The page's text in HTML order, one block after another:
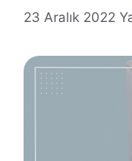
23 Aralık 2022